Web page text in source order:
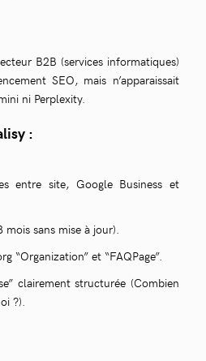
B2B (services informatiques)
SEO, mais n’apparaissait
ni Perplexity.
:
entre site, Google Business et
sans mise à jour).
“Organization” et “FAQPage”.
clairement structurée (Combien
?).